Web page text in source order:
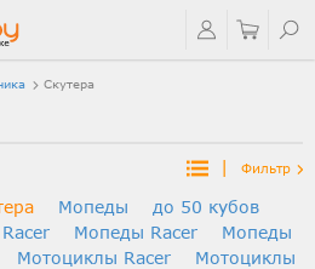
Скутера
| Фильтр
Мопеды
до 50 кубов
Мопеды Racer
Мопеды
Мотоциклы Racer
Мотоциклы